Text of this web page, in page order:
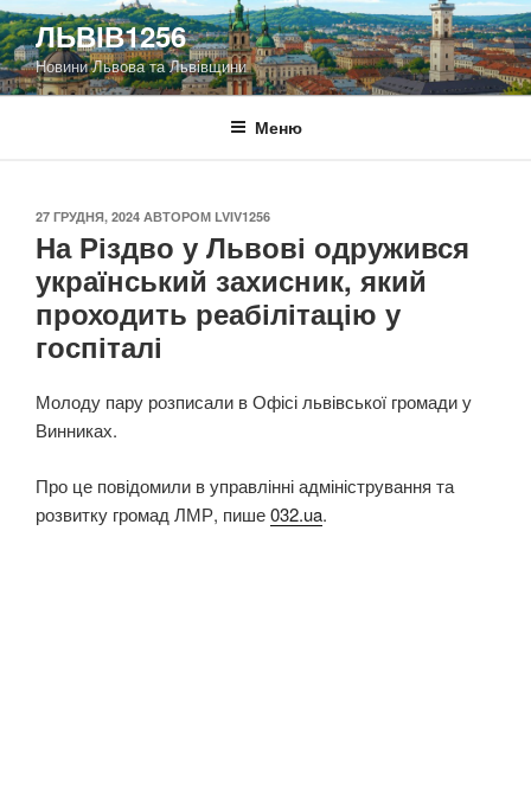
Перейти
до
вмісту
ЛЬВІВ1256
Новини Львова та Львівщини
Меню
ОПУБЛІКОВАНО
27 ГРУДНЯ, 2024 АВТОРОМ LVIV1256
На Різдво у Львові одружився
український захисник, який
проходить реабілітацію у
госпіталі
Молоду пару розписали в Офісі львівської громади у
Винниках.
Про це повідомили в управлінні адміністрування та
розвитку громад ЛМР, пише032.ua.